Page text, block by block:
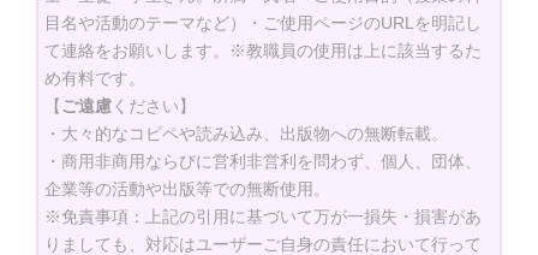
目名や活動のテーマなど）・ご使用ページのURLを明記し
て連絡をお願いします。※教職員の使用は上に該当するた
め有料です。
【 ご遠慮ください】
・大々的なコピペや読み込み、出版物への無断転載。
・商用非商用ならびに営利非営利を問わず、個人、団体、
企業等の活動や出版等での無断使用。
※免責事項：上記の引用に基づいて万が一損失・損害があ
りましても、対応はユーザーご自身の責任において行って